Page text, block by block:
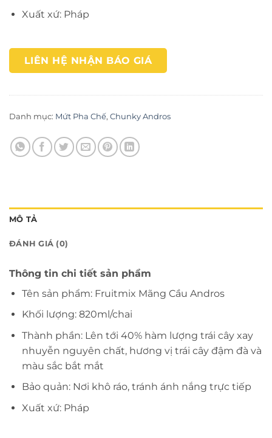
Xuất xứ: Pháp
LIÊN HỆ NHẬN BÁO GIÁ
Danh mục: Mứt Pha Chế, Chunky Andros
MÔ TẢ
ĐÁNH GIÁ (0)
Thông tin chi tiết sản phẩm
Tên sản phẩm: Fruitmix Mãng Cầu Andros
Khối lượng: 820ml/chai
Thành phần: Lên tới 40% hàm lượng trái cây xay
nhuyễn nguyên chất, hương vị trái cây đậm đà và
màu sắc bắt mắt
Bảo quản: Nơi khô ráo, tránh ánh nắng trực tiếp
Xuất xứ: Pháp